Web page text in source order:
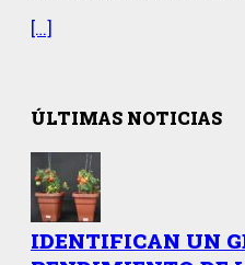
[…]
ÚLTIMAS NOTICIAS
IDENTIFICAN UN